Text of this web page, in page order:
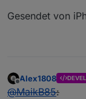
Gesendet von
Offline
Alex1808
@MaikB85: